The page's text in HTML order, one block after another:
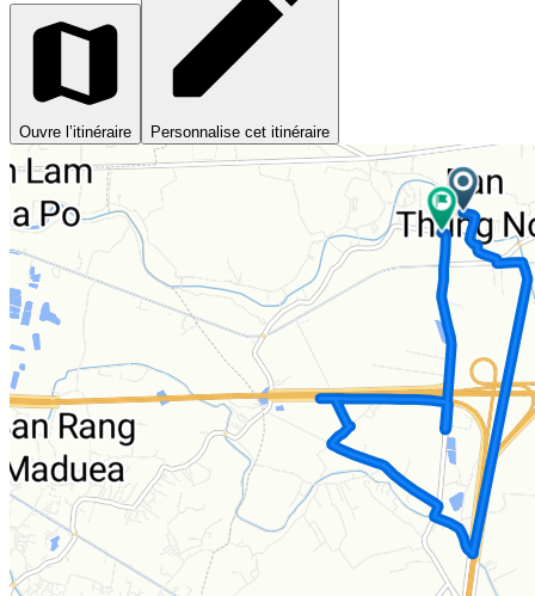
Ouvre l’itinéraire Personnalise cet itinéraire